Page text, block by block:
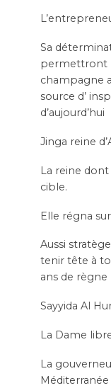
Sa
permettront
champagne
source d’
d’aujourd’hui
Jinga reine
La reine
cible.
Elle régna
Aussi
tenir tête à
ans de règne
Sayyida Al
La Dame
La
Méditerranée